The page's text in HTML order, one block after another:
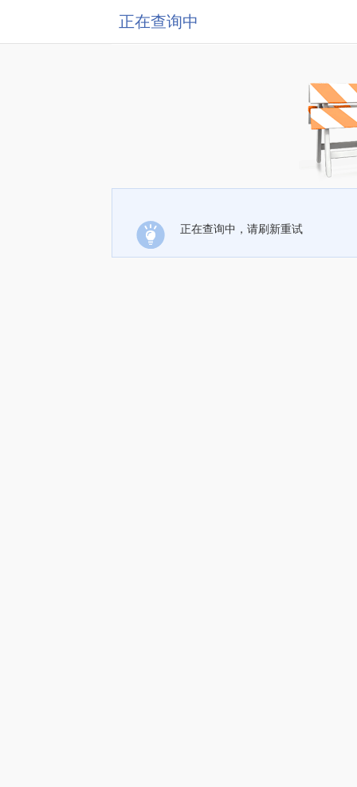
正在查询中
正在查询中，请刷新重试